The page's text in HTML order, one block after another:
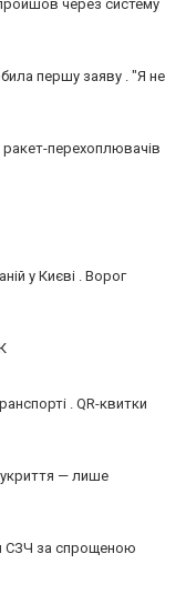
через систему
першу заяву . "Я не
перехоплювачів
у Києві . Ворог
. QR-квитки
— лише
СЗЧ за спрощеною